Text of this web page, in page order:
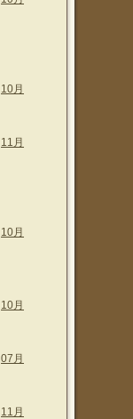
10月
11月
10月
10月
07月
11月